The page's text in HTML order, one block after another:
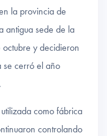
la provincia de
antigua sede de la
octubre y decidieron
se cerró el año
como fábrica
controlando